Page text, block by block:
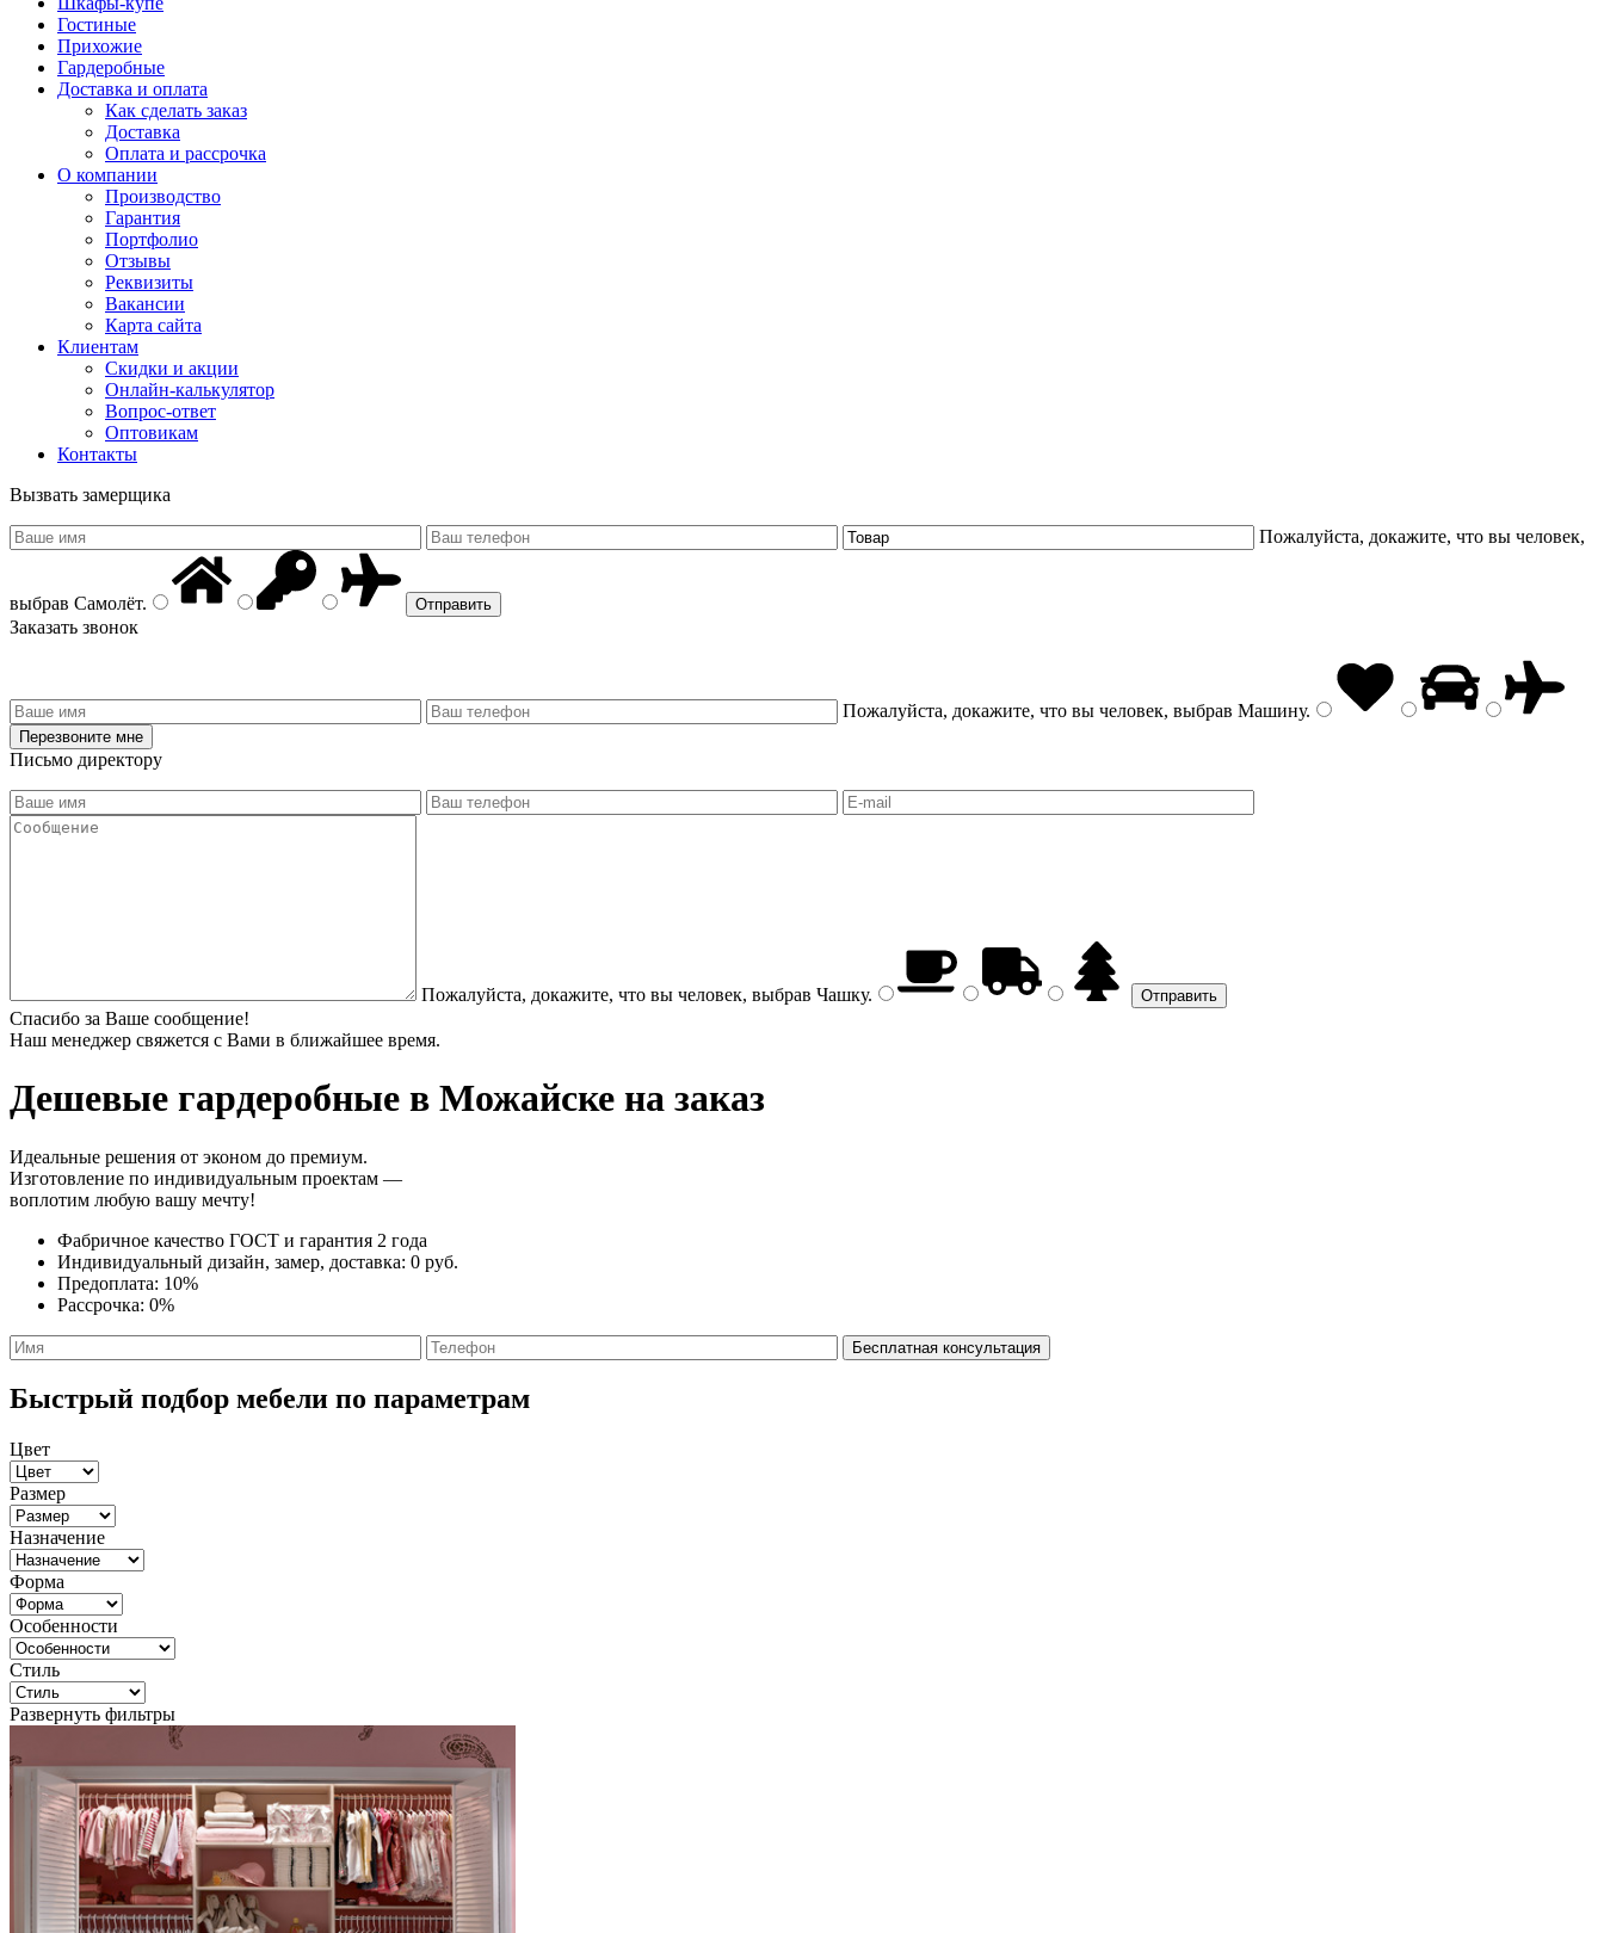
Гостиные
Прихожие
Гардеробные
Доставка и оплата
Как сделать заказ
Доставка
Оплата и рассрочка
О компании
Производство
Гарантия
Портфолио
Отзывы
Реквизиты
Вакансии
Карта сайта
Клиентам
Скидки и акции
Онлайн-калькулятор
Вопрос-ответ
Оптовикам
Контакты
Вызвать замерщика
Пожалуйста, докажите, что вы человек,
выбрав Самолёт.
Заказать звонок
Пожалуйста, докажите, что вы человек, выбрав Машину.
Письмо директору
Пожалуйста, докажите, что вы человек, выбрав Чашку.
Спасибо за Ваше сообщение!
Наш менеджер свяжется с Вами в ближайшее время.
Дешевые гардеробные в Можайске на заказ
Идеальные решения от эконом до премиум.
Изготовление по индивидуальным проектам —
воплотим любую вашу мечту!
Фабричное качество ГОСТ и гарантия 2 года
Индивидуальный дизайн, замер, доставка: 0 руб.
Предоплата: 10%
Рассрочка: 0%
Быстрый подбор мебели по параметрам
Цвет
Размер
Назначение
Форма
Особенности
Стиль
Развернуть фильтры